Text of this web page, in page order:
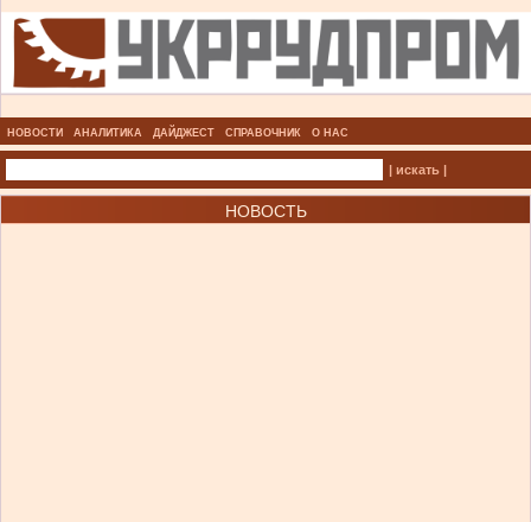
НОВОСТИ АНАЛИТИКА ДАЙДЖЕСТ СПРАВОЧНИК О НАС
| искать |
НОВОСТЬ